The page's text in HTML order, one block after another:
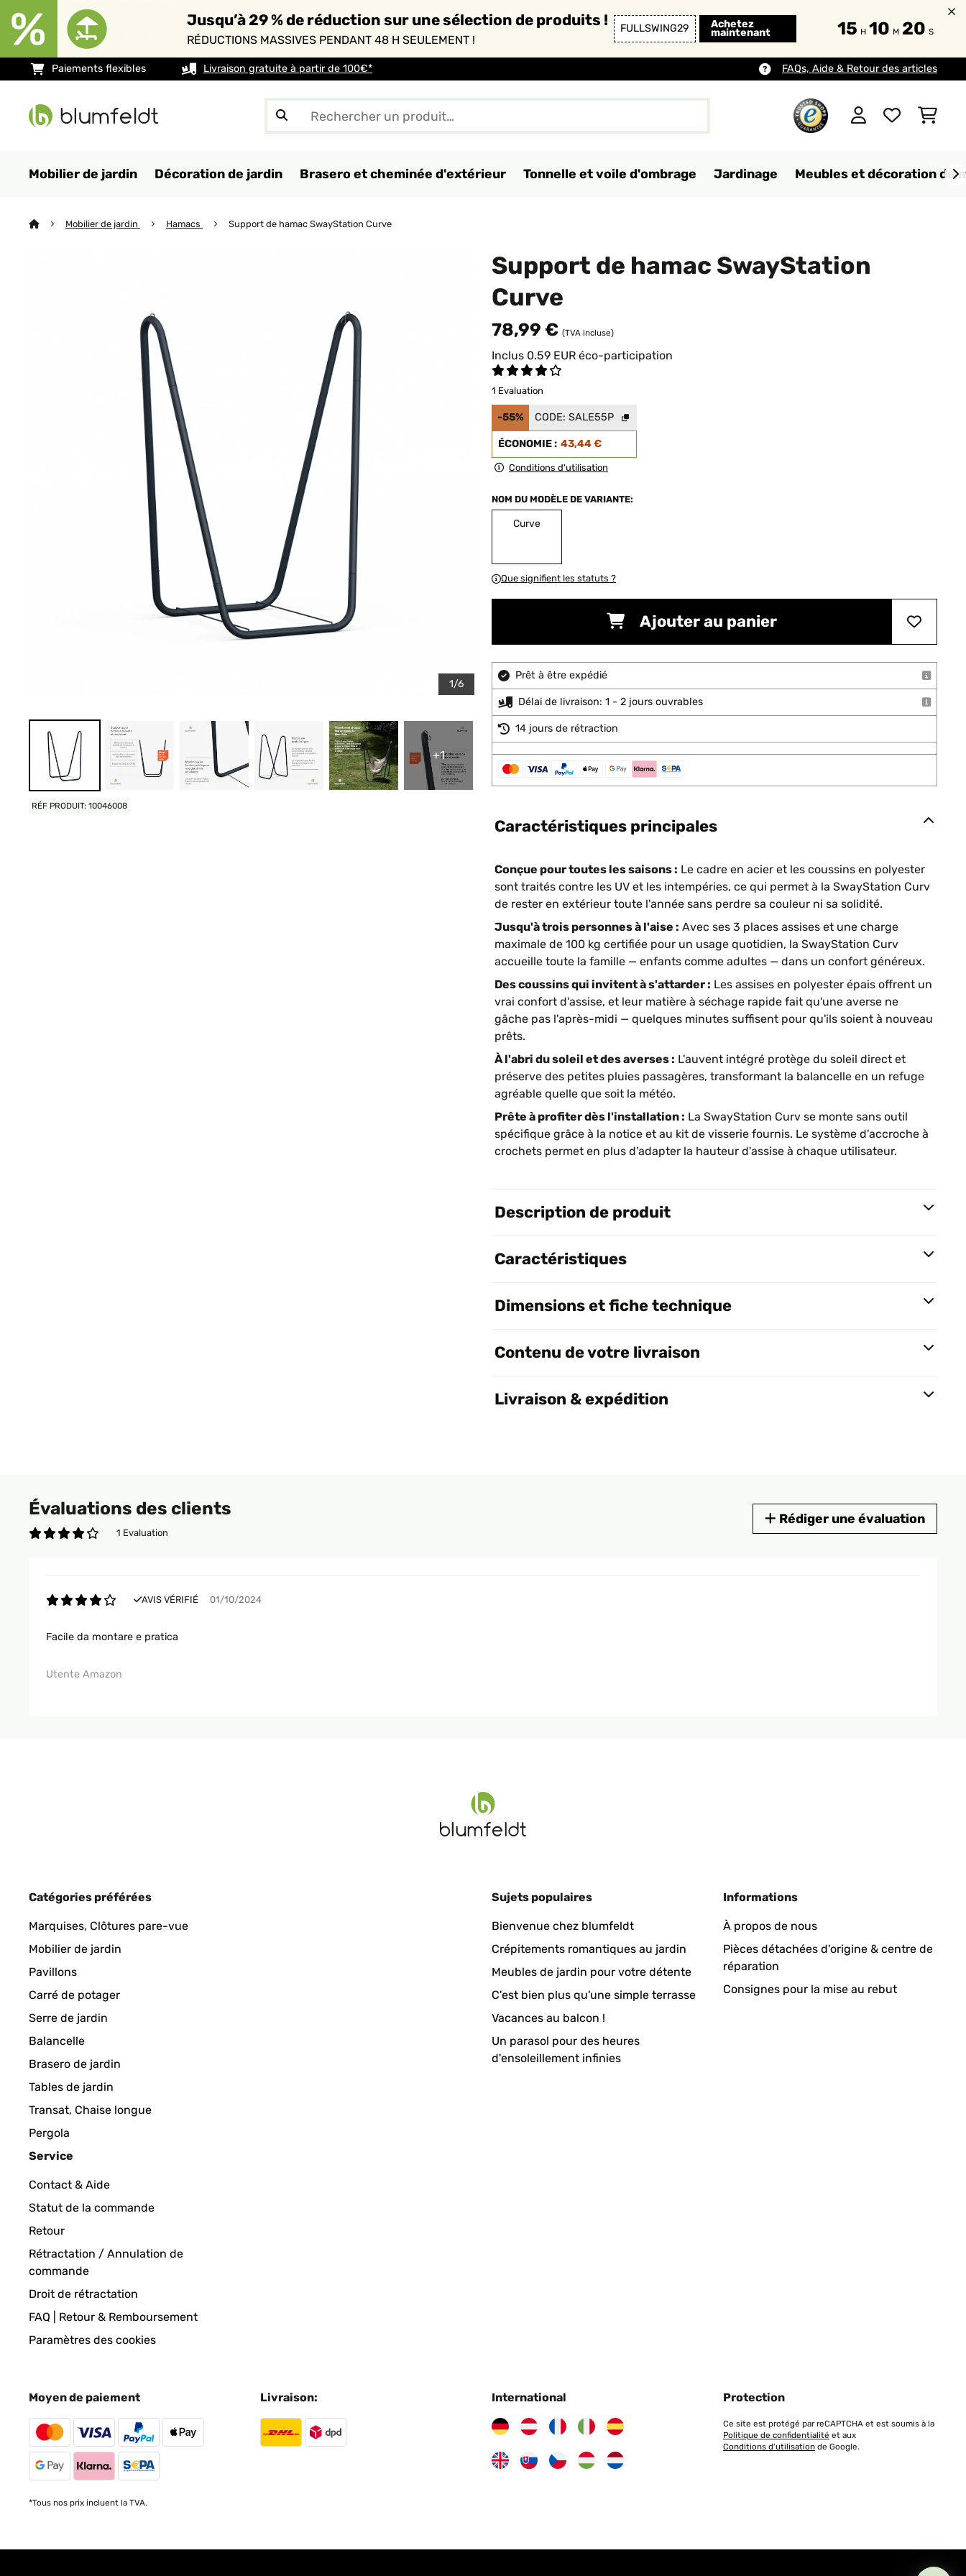
Jusqu’à 29 % de réduction sur une sélection de produits !
RÉDUCTIONS MASSIVES PENDANT 48 H SEULEMENT !
FULLSWING29 Achetez
maintenant 15 H 10 M 19 S
Paiements flexibles Livraison gratuite à partir de 100€* FAQs, Aide & Retour des articles
Mobilier de jardin Décoration de jardin Brasero et cheminée d'extérieur Tonnelle et voile d'ombrage Jardinage Meubles et décoration de
Mobilier de jardin Hamacs Support de hamac SwayStation Curve
1/6
+1
RÉF PRODUIT: 10046008
Support de hamac SwayStation
Curve
78,99 € (TVA incluse)
Inclus 0.59 EUR éco-participation
1 Evaluation
-55% CODE: SALE55P
ÉCONOMIE : 43,44 €
Conditions d'utilisation
NOM DU MODÈLE DE VARIANTE:
Curve
Que signifient les statuts ?
Ajouter au panier
Prêt à être expédié
Délai de livraison: 1 - 2 jours ouvrables
14 jours de rétraction
Caractéristiques principales
Conçue pour toutes les saisons : Le cadre en acier et les coussins en polyester
sont traités contre les UV et les intempéries, ce qui permet à la SwayStation Curv
de rester en extérieur toute l'année sans perdre sa couleur ni sa solidité.
Jusqu'à trois personnes à l'aise : Avec ses 3 places assises et une charge
maximale de 100 kg certifiée pour un usage quotidien, la SwayStation Curv
accueille toute la famille — enfants comme adultes — dans un confort généreux.
Des coussins qui invitent à s'attarder : Les assises en polyester épais offrent un
vrai confort d'assise, et leur matière à séchage rapide fait qu'une averse ne
gâche pas l'après-midi — quelques minutes suffisent pour qu'ils soient à nouveau
prêts.
À l'abri du soleil et des averses : L'auvent intégré protège du soleil direct et
préserve des petites pluies passagères, transformant la balancelle en un refuge
agréable quelle que soit la météo.
Prête à profiter dès l'installation : La SwayStation Curv se monte sans outil
spécifique grâce à la notice et au kit de visserie fournis. Le système d'accroche à
crochets permet en plus d'adapter la hauteur d'assise à chaque utilisateur.
Description de produit
Caractéristiques
Dimensions et fiche technique
Contenu de votre livraison
Livraison & expédition
Évaluations des clients
1 Evaluation
Rédiger une évaluation
AVIS VÉRIFIÉ 01/10/2024
Facile da montare e pratica
Utente Amazon
Catégories préférées
Marquises, Clôtures pare-vue
Mobilier de jardin
Pavillons
Carré de potager
Serre de jardin
Balancelle
Brasero de jardin
Tables de jardin
Transat, Chaise longue
Pergola
Sujets populaires
Bienvenue chez blumfeldt
Crépitements romantiques au jardin
Meubles de jardin pour votre détente
C'est bien plus qu'une simple terrasse
Vacances au balcon !
Un parasol pour des heures
d'ensoleillement infinies
Informations
À propos de nous
Pièces détachées d'origine & centre de
réparation
Consignes pour la mise au rebut
Service
Contact & Aide
Statut de la commande
Retour
Rétractation / Annulation de
commande
Droit de rétractation
FAQ | Retour & Remboursement
Paramètres des cookies
Moyen de paiement
*Tous nos prix incluent la TVA.
Livraison: International Protection
Ce site est protégé par reCAPTCHA et est soumis à la
Politique de confidentialité et aux
Conditions d'utilisation de Google.